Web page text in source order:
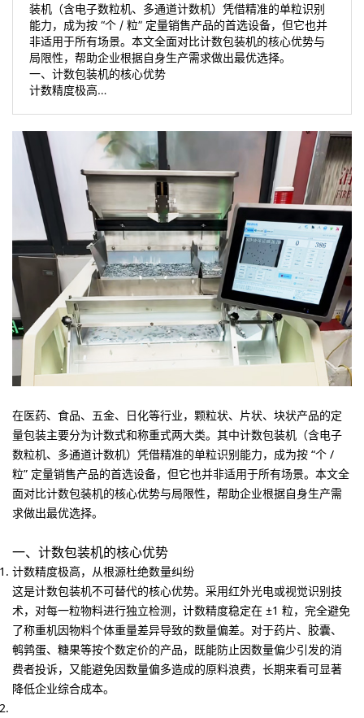
装机（含电子数粒机、多通道计数机）凭借精准的单粒识别
能力，成为按 “个 / 粒” 定量销售产品的首选设备，但它也并
非适用于所有场景。本文全面对比计数包装机的核心优势与
局限性，帮助企业根据自身生产需求做出最优选择。
一、计数包装机的核心优势
计数精度极高…
在医药、食品、五金、日化等行业，颗粒状、片状、块状产品的定
量包装主要分为计数式和称重式两大类。其中计数包装机（含电子
数粒机、多通道计数机）凭借精准的单粒识别能力，成为按 “个 /
粒” 定量销售产品的首选设备，但它也并非适用于所有场景。本文全
面对比计数包装机的核心优势与局限性，帮助企业根据自身生产需
求做出最优选择。
一、计数包装机的核心优势
计数精度极高，从根源杜绝数量纠纷
这是计数包装机不可替代的核心优势。采用红外光电或视觉识别技
术，对每一粒物料进行独立检测，计数精度稳定在 ±1 粒，完全避免
了称重机因物料个体重量差异导致的数量偏差。对于药片、胶囊、
鹌鹑蛋、糖果等按个数定价的产品，既能防止因数量偏少引发的消
费者投诉，又能避免因数量偏多造成的原料浪费，长期来看可显著
降低企业综合成本。